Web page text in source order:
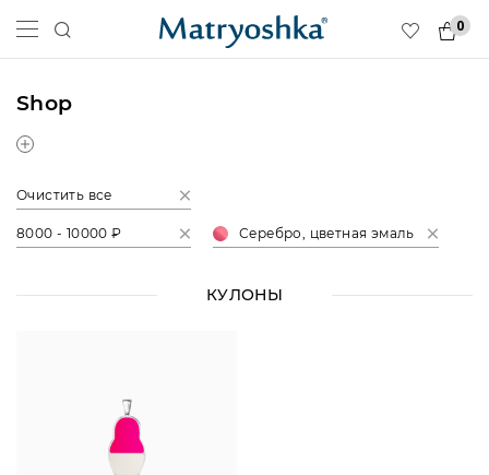
0
Shop
Очистить все
8000 - 10000 ₽ Серебро, цветная эмаль
КУЛОНЫ